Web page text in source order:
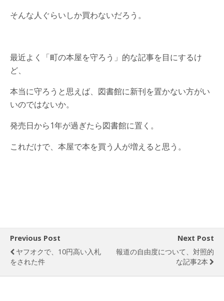
そんな人ぐらいしか買わないだろう。
最近よく「町の本屋を守ろう」的な記事を目にするけ
ど、
本当に守ろうと思えば、図書館に新刊を置かない方がい
いのではないか。
発売日から1年が過ぎたら図書館に置く。
これだけで、本屋で本を買う人が増えると思う。
Previous Post
ヤフオクで、10円高い入札
をされた件
Next Post
報道の自由度について、対照的
な記事2本